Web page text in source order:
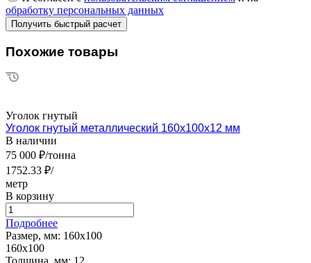
обработку персональных данных
Похожие товары
Уголок гнутый
Уголок гнутый металлический 160х100х12 мм
В наличии
75 000 ₽/тонна
1752.33 ₽/
метр
В корзину
Подробнее
Размер, мм: 160х100
160х100